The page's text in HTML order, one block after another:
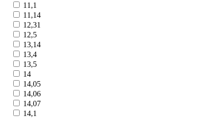
11,1
11,14
12,31
12,5
13,14
13,4
13,5
14
14,05
14,06
14,07
14,1